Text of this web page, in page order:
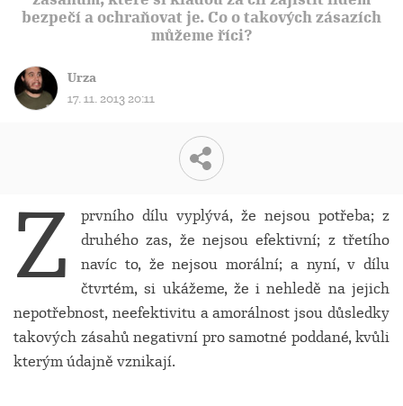
bezpečí a ochraňovat je. Co o takových zásazích
můžeme říci?
Urza
17. 11. 2013 20:11
Z
prvního dílu vyplývá, že nejsou potřeba; z
druhého zas, že nejsou efektivní; z třetího
navíc to, že nejsou morální; a nyní, v dílu
čtvrtém, si ukážeme, že i nehledě na jejich
nepotřebnost, neefektivitu a amorálnost jsou důsledky
takových zásahů negativní pro samotné poddané, kvůli
kterým údajně vznikají.